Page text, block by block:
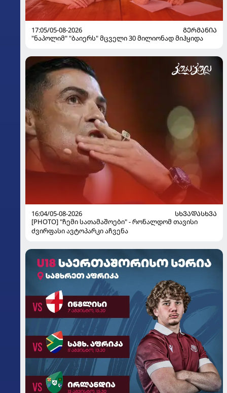
17:05/05-08-2026
ᲒᲔᲠᲛᲐᲜᲘᲐ
"ნაპოლიმ" "ბაიერს" მცველი 30 მილიონად მიჰყიდა
16:04/05-08-2026
ᲡᲮᲕᲐᲓᲐᲡᲮᲕᲐ
[PHOTO] "ჩემი სათამაშოები" - რონალდომ თავისი
ძვირფასი ავტოპარკი აჩვენა